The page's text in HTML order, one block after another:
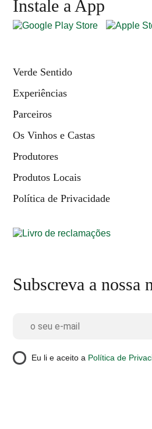
Instale a App
Verde Sentido
Experiências
Parceiros
Os Vinhos e Castas
Produtores
Produtos Locais
Política de Privacidade
Subscreva a nossa
Eu li e aceito a Política de